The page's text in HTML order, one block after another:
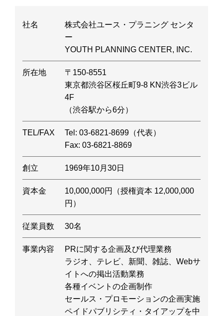
社名
株式会社ユース・プラニング センタ
ー
YOUTH PLANNING CENTER, INC.
所在地
〒150-8551
東京都渋谷区桜丘町9-8 KN渋谷3ビル
4F
（渋谷駅から6分）
TEL/FAX
Tel: 03-6821-8699（代表）
Fax: 03-6821-8869
創立 1969年10月30日
資本金
10,000,000円（授権資本 12,000,000
円）
従業員数 30名
事業内容
PRに関する企画及び代理業務
ラジオ、テレビ、新聞、雑誌、Webサ
イトへの掲出活動業務
各種イベントの企画制作
セールス・プロモーションの企画実施
ペイドパブリシティ・タイアップを中